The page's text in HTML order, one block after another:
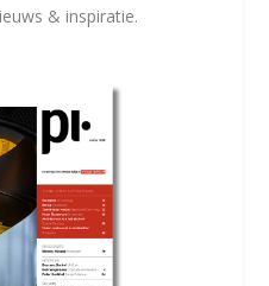
& inspiratie.